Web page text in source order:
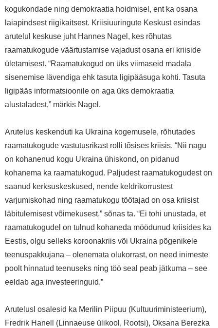
kogukondade ning demokraatia hoidmisel, ent ka osana
laiapindsest riigikaitsest. Kriisiuuringute Keskust esindas
arutelul keskuse juht Hannes Nagel, kes rõhutas
raamatukogude väärtustamise vajadust osana eri kriiside
ületamisest. “Raamatukogud on üks viimaseid madala
sisenemise lävendiga ehk tasuta ligipääsuga kohti. Tasuta
ligipääs informatsioonile on aga üks demokraatia
alustaladest,” märkis Nagel.
Arutelus keskenduti ka Ukraina kogemusele, rõhutades
raamatukogude vastutusrikast rolli tõsises kriisis. “Nii nagu
on kohanenud kogu Ukraina ühiskond, on pidanud
kohanema ka raamatukogud. Paljudest raamatukogudest on
saanud kerksuskeskused, nende keldrikorrustest
varjumiskohad ning raamatukogu töötajad on osa kriisist
läbitulemisest võimekusest,” sõnas ta. “Ei tohi unustada, et
raamatukogudel on tulnud kohaneda möödunud kriisides ka
Eestis, olgu selleks koroonakriis või Ukraina põgenikele
teenuspakkujana – olenemata olukorrast, on need inimeste
poolt hinnatud teenuseks ning töö seal peab jätkuma – see
eeldab aga investeeringuid.”
Arutelusl osalesid ka Merilin Piipuu (Kultuuriministeerium),
Fredrik Hanell (Linnaeuse ülikool, Rootsi), Oksana Berezka